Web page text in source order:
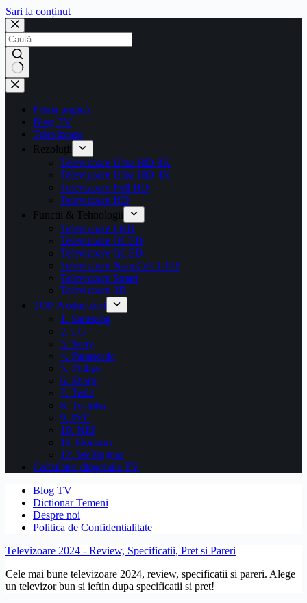
Sari la conținut
Prima pagină
Blog TV
Televizoare
Rezoluţii
Televizoare Ultra HD 8K
Televizoare Ultra HD 4K
Televizoare Full HD
Televizoare HD
Functii & Tehnologii
Televizoare LED
Televizoare OLED
Televizoare QLED
Televizoare NanoCell LED
Televizoare Smart
Televizoare 3D
TOP Producatori
1. Samsung
2. LG
3. Sony
4. Panasonic
5. Philips
6. Sharp
7. Tesla
8. Toshiba
9. JVC
10. NEI
11. Horizon
12. Wellington
Calculator diagonala TV
Blog TV
Dictionar Temeni
Despre noi
Politica de Confidentialitate
Televizoare 2024 - Review, Specificatii, Pret si Pareri
Cele mai bune televizoare 2024, review, specificatii si pareri. Alege
un televizor bun si ieftin dupa specificatii si pret!